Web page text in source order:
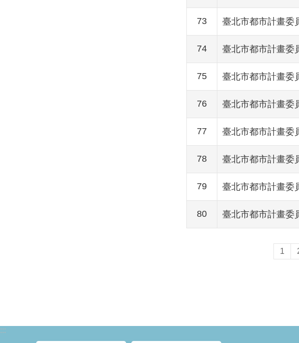
73 臺北市都市計畫委
74 臺北市都市計畫委
75 臺北市都市計畫委
76 臺北市都市計畫委
77 臺北市都市計畫委
78 臺北市都市計畫委
79 臺北市都市計畫委
80 臺北市都市計畫委
1
:::